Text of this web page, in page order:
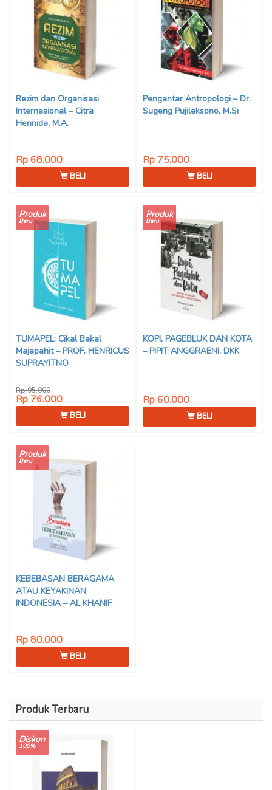
Rezim dan Organisasi
Internasional – Citra
Hennida, M.A.
Rp 68.000
BELI
Pengantar Antropologi – Dr.
Sugeng Pujileksono, M.Si
Rp 75.000
BELI
Produk
Baru
TUMAPEL: Cikal Bakal
Majapahit – PROF. HENRICUS
SUPRAYITNO
Rp 95.000
Rp 76.000
BELI
Produk
Baru
KOPI, PAGEBLUK DAN KOTA
– PIPIT ANGGRAENI, DKK
Rp 60.000
BELI
Produk
Baru
KEBEBASAN BERAGAMA
ATAU KEYAKINAN
INDONESIA – AL KHANIF
Rp 80.000
BELI
Produk Terbaru
Diskon
100%